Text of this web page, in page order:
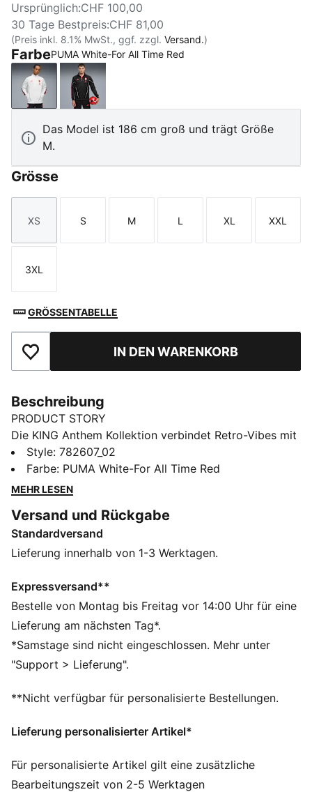
Ursprünglich:CHF 100,00
30 Tage Bestpreis:CHF 81,00
(Preis inkl. 8.1% MwSt., ggf. zzgl. Versand.)
FarbePUMA White-For All Time Red
PUMA White-For All Time Red
PUMA Black-For All Time Red
Das Model ist 186 cm groß und trägt Größe
M.
Grösse
Größe
XS
Größe
S
Größe
M
Größe
L
Größe
XL
Größe
XXL
Größe
3XL
GRÖSSENTABELLE
Zu Favoriten hinzufügenIN DEN WARENKORB
Beschreibung
PRODUCT STORY
Die KING Anthem Kollektion verbindet Retro-Vibes mit
einem modernem Twist und wird von den Spielern bei
ihrem Einlauf vor dem Spiel getragen. Mit auffallenden
Designs im Vintage-Stil feiert diese Kollektion die
Herz schlägt. Ob auf oder neben dem Platz, diese
Kollektion vereint zeitlosen Style mit modernem
Komfort und steht für Treue und Tradition.
dryCELL: Hochfunktionale Materialien transportieren
den Schweiß von deiner Haut weg und sorgen dafür,
dass du beim Training angenehm trocken bleibst
Hergestellt aus mindestens 50 % recycelten
Materialien.
DETAILS
Hauptmaterial: Spacer
Verschluss: Durchgehender Reißverschluss
Club Badge und PUMA Branding-Details
Style: 782607_02
Farbe: PUMA White-For All Time Red
MEHR LESEN
Versand und Rückgabe
Standardversand
Lieferung innerhalb von 1-3 Werktagen.
Expressversand**
Bestelle von Montag bis Freitag vor 14:00 Uhr für eine
Lieferung am nächsten Tag*.
*Samstage sind nicht eingeschlossen. Mehr unter
"Support > Lieferung".
**Nicht verfügbar für personalisierte Bestellungen.
Lieferung personalisierter Artikel*
Für personalisierte Artikel gilt eine zusätzliche
Bearbeitungszeit von 2-5 Werktagen